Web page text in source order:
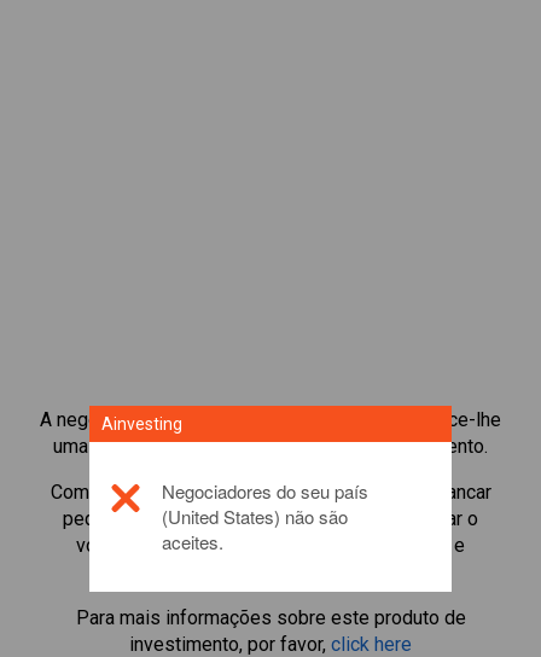
A negociação de CFD de índices de ações oferece-lhe
uma vasta gama de oportunidades de investimento.
Comece a negociar CFDs deTaiwan 100
e alavancar
pequenos depósitos de margem para aumentar o
volume de negociação. Acompanhar setores e
Para mais informações sobre este produto de
investimento, por favor, click here
Ainvesting
Negociadores do seu país
(United States) não são
aceites.